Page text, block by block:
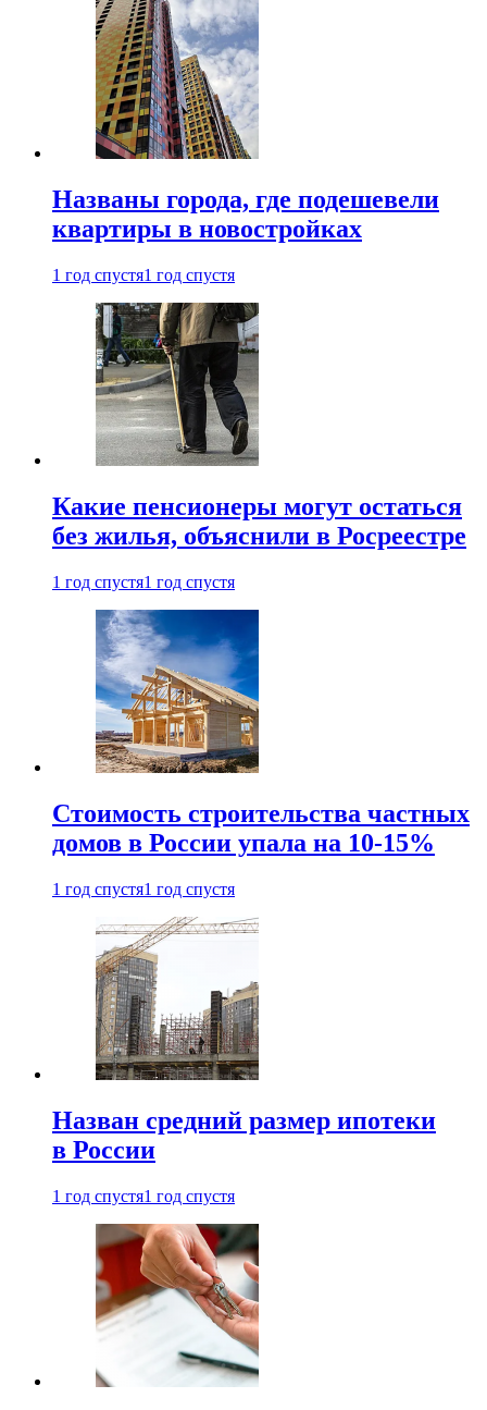
Названы города, где подешевели
квартиры в новостройках
1 год спустя1 год спустя
Какие пенсионеры могут остаться
без жилья, объяснили в Росреестре
1 год спустя1 год спустя
Стоимость строительства частных
домов в России упала на 10-15%
1 год спустя1 год спустя
Назван средний размер ипотеки
в России
1 год спустя1 год спустя